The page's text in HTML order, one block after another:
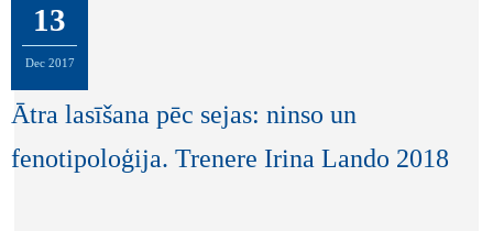
13
Dec 2017
Ātra lasīšana pēc sejas: ninso un
fenotipoloģija. Trenere Irina Lando 2018